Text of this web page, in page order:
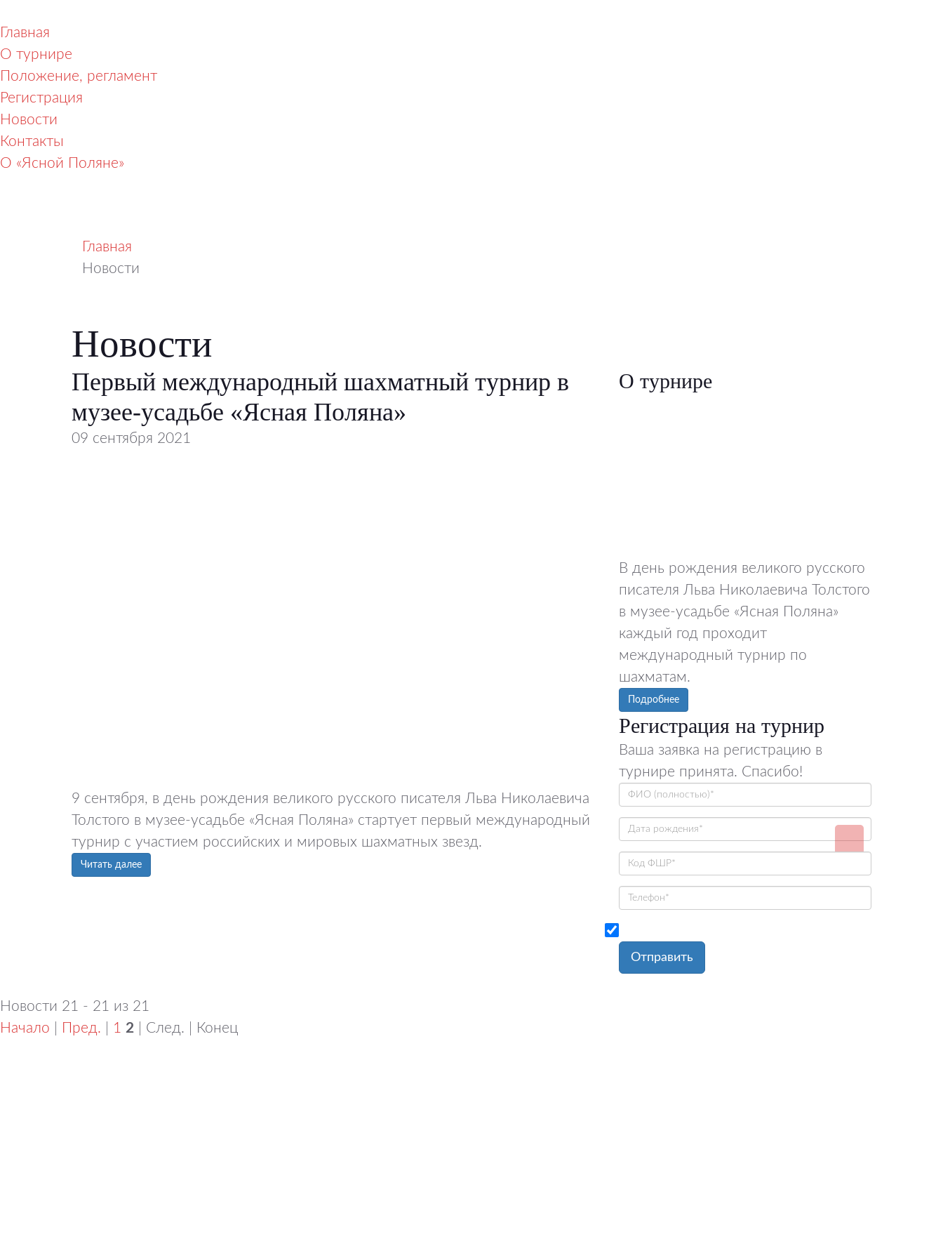
Главная
О турнире
Положение, регламент
Регистрация
Новости
Контакты
О «Ясной Поляне»
Главная
Новости
Новости
Первый международный шахматный турнир в
музее-усадьбе «Ясная Поляна»
09 сентября 2021
9 сентября, в день рождения великого русского писателя Льва Николаевича
Толстого в музее-усадьбе «Ясная Поляна» стартует первый международный
турнир с участием российских и мировых шахматных звезд.
Читать далее
О турнире
В день рождения великого русского
писателя Льва Николаевича Толстого
в музее-усадьбе «Ясная Поляна»
каждый год проходит
международный турнир по
шахматам.
Подробнее
Регистрация на турнир
Ваша заявка на регистрацию в
турнире принята. Спасибо!
Новости 21 - 21 из 21
Начало
Пред. 1 2 | След. | Конец